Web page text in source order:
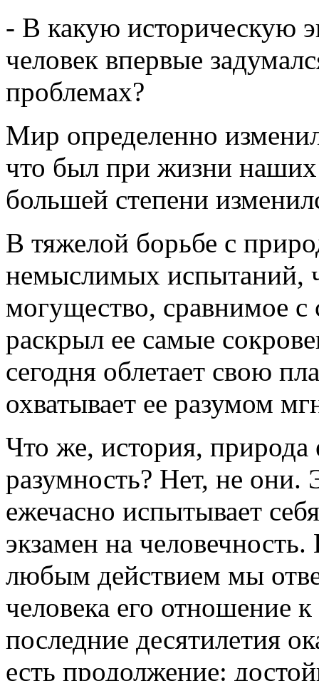
- В какую историческую
человек впервые
проблемах?
Мир определенно
что был при жизни наших
большей степени
В тяжелой борьбе с
немыслимых испытаний,
могущество, сравнимое
раскрыл ее самые
сегодня облетает свою
охватывает ее разумом
Что же, история,
разумность? Нет, не они.
ежечасно испытывает
экзамен на
любым действием мы
человека его отношение
последние десятилетия
есть продолжение: